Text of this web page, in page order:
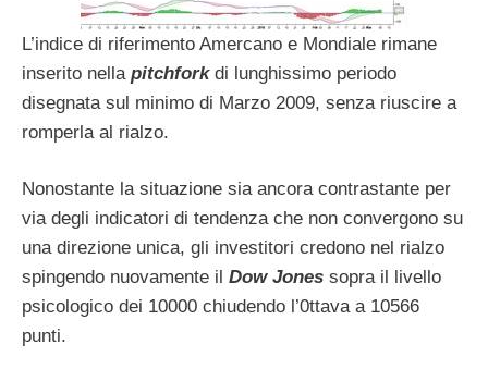
L’indice di riferimento Amercano e Mondiale rimane
inserito nella pitchfork di lunghissimo periodo
disegnata sul minimo di Marzo 2009, senza riuscire a
romperla al rialzo.
Nonostante la situazione sia ancora contrastante per
via degli indicatori di tendenza che non convergono su
una direzione unica, gli investitori credono nel rialzo
spingendo nuovamente il Dow Jones sopra il livello
psicologico dei 10000 chiudendo l’0ttava a 10566
punti.